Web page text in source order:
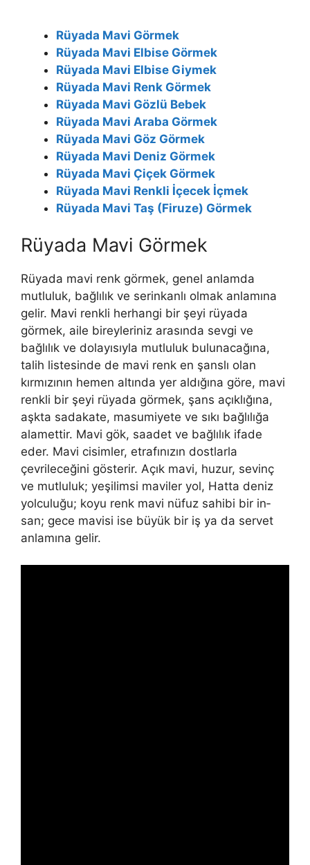
Rüyada Mavi Görmek
Rüyada Mavi Elbise Görmek
Rüyada Mavi Elbise Giymek
Rüyada Mavi Renk Görmek
Rüyada Mavi Gözlü Bebek
Rüyada Mavi Araba Görmek
Rüyada Mavi Göz Görmek
Rüyada Mavi Deniz Görmek
Rüyada Mavi Çiçek Görmek
Rüyada Mavi Renkli İçecek İçmek
Rüyada Mavi Taş (Firuze) Görmek
Rüyada Mavi Görmek
Rüyada mavi renk görmek, genel anlamda
mutluluk, bağlılık ve serinkanlı olmak anlamına
gelir. Mavi renkli herhangi bir şeyi rüyada
görmek, aile bireyleriniz arasında sevgi ve
bağlılık ve dolayısıyla mutluluk bulunacağına,
talih listesinde de mavi renk en şanslı olan
kırmızının hemen altında yer aldığına göre, mavi
renkli bir şeyi rüyada görmek, şans açıklığına,
aşkta sadakate, masumiyete ve sıkı bağlılığa
alamettir. Mavi gök, saadet ve bağlılık ifade
eder. Mavi cisimler, etrafınızın dostlarla
çevrileceğini gösterir. Açık mavi, huzur, sevinç
ve mutluluk; yeşilimsi maviler yol, Hatta deniz
yolculuğu; koyu renk mavi nüfuz sahibi bir in­
san; gece mavisi ise büyük bir iş ya da servet
anlamına gelir.